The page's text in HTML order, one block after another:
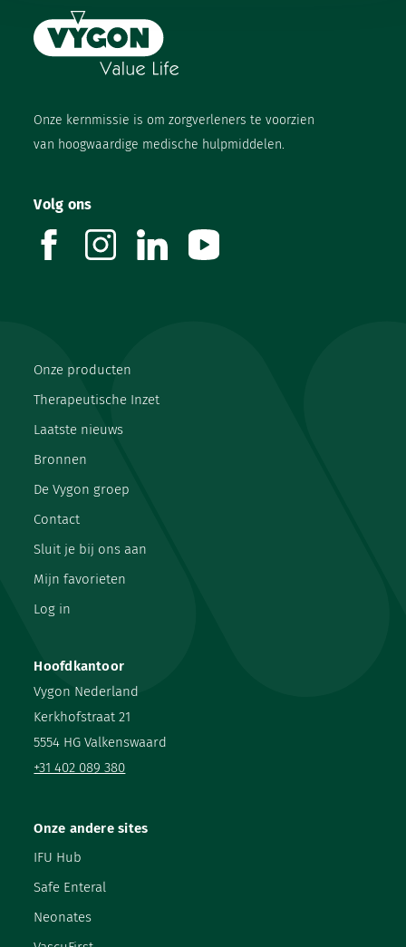
Onze kernmissie is om zorgverleners te voorzien
van hoogwaardige medische hulpmiddelen.
Hoofdkantoor
Vygon Nederland
Kerkhofstraat 21
5554 HG Valkenswaard
+31 402 089 380
Onze producten
Therapeutische Inzet
Laatste nieuws
Bronnen
De Vygon groep
Contact
Sluit je bij ons aan
Mijn favorieten
Log in
Onze andere sites
IFU Hub
Safe Enteral
Neonates
Volg ons
facebookinstagramlinkedin